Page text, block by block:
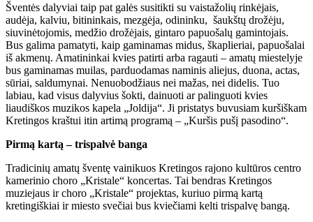
Šventės dalyviai taip pat galės susitikti su vaistažolių rinkėjais,
audėja, kalviu, bitininkais, mezgėja, odininku, šaukštų drožėju,
siuvinėtojomis, medžio drožėjais, gintaro papuošalų gamintojais.
Bus galima pamatyti, kaip gaminamas midus, škaplieriai, papuošalai
iš akmenų. Amatininkai kvies patirti arba ragauti – amatų miestelyje
bus gaminamas muilas, parduodamas naminis aliejus, duona, actas,
sūriai, saldumynai. Nenuobodžiaus nei mažas, nei didelis. Tuo
labiau, kad visus dalyvius šokti, dainuoti ar palinguoti kvies
liaudiškos muzikos kapela „Joldija“. Ji pristatys buvusiam kuršiškam
Kretingos kraštui itin artimą programą – „Kuršis pušį pasodino“.
Pirmą kartą – trispalvė banga
Tradicinių amatų šventę vainikuos Kretingos rajono kultūros centro
kamerinio choro „Kristale“ koncertas. Tai bendras Kretingos
muziejaus ir choro „Kristale“ projektas, kuriuo pirmą kartą
kretingiškiai ir miesto svečiai bus kviečiami kelti trispalvę bangą.